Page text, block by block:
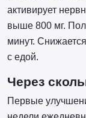
активирует
выше 800 мг.
минут.
с едой.
Через
Первые